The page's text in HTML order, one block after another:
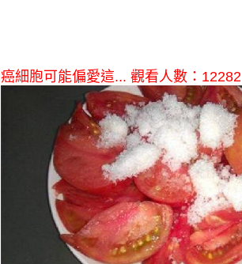
癌細胞可能偏愛這... 觀看人數：12282